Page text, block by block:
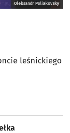
Oleksandr Poliakovsky
leśnickiego